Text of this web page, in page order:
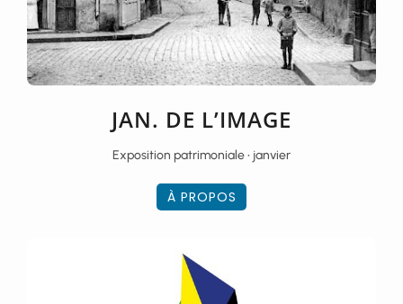
JAN. DE L’IMAGE
Exposition patrimoniale • janvier
À PROPOS